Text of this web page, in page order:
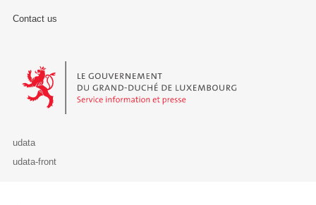
Contact us
Le Gouvernement du Grand-Duché de Luxembourg - Service
udata
udata-front